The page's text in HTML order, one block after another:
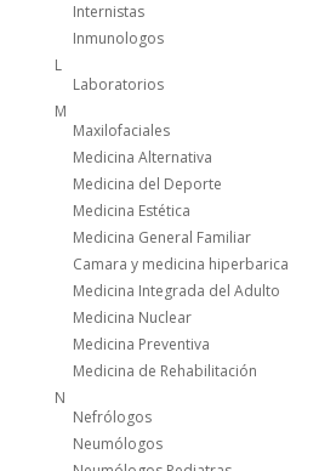
Internistas
Inmunologos
L
Laboratorios
M
Maxilofaciales
Medicina Alternativa
Medicina del Deporte
Medicina Estética
Medicina General Familiar
Camara y medicina hiperbarica
Medicina Integrada del Adulto
Medicina Nuclear
Medicina Preventiva
Medicina de Rehabilitación
N
Nefrólogos
Neumólogos